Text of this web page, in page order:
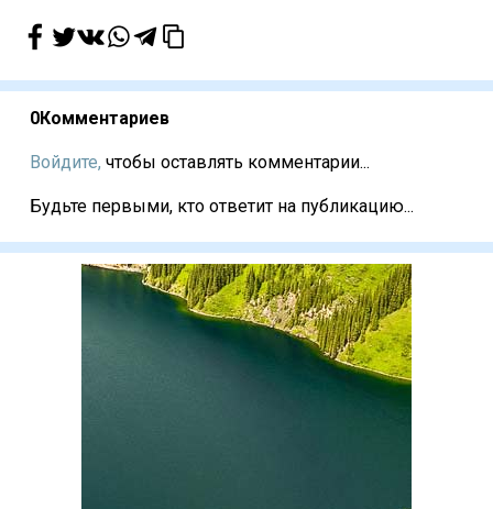
0Комментариев
Войдите, чтобы оставлять комментарии...
Будьте первыми, кто ответит на публикацию...